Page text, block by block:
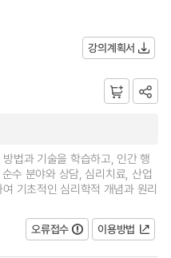
강의계획서
법과 기술을 학습하고, 인간 행
수 분야와 상담, 심리치료, 산업
기초적인 심리학적 개념과 원리
오류접수
이용방법